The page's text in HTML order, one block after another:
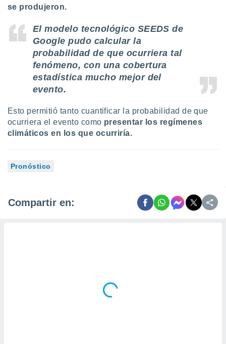
se produjeron.
El modelo tecnológico SEEDS de
Google pudo calcular la
probabilidad de que ocurriera tal
fenómeno, con una cobertura
estadística mucho mejor del
evento.
Esto permitió tanto cuantificar la probabilidad de que
ocurriera el evento como presentar los regímenes
climáticos en los que ocurriría.
Pronóstico
Compartir en: